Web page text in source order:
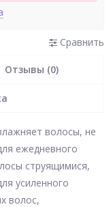
Сравнить
Отзывы (0)
волосы, не
ежедневного
струящимися,
усиленного
волос,